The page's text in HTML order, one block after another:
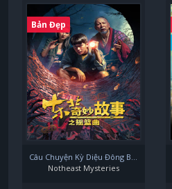
Bản Đẹp
Câu Chuyện Kỳ Diệu Đông Bắc: Khúc Diêu Lam
Notheast Mysteries